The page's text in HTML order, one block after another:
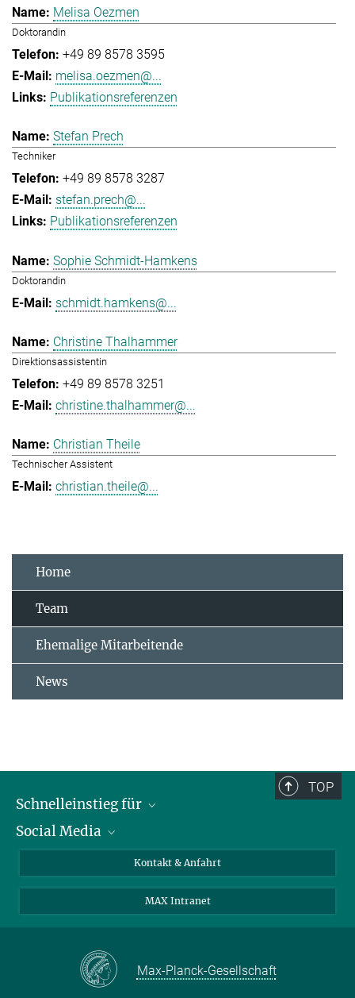
Melisa Oezmen
Doktorandin
+49 89 8578 3595
melisa.oezmen@...
Publikationsreferenzen
Stefan Prech
Techniker
+49 89 8578 3287
stefan.prech@...
Publikationsreferenzen
Sophie Schmidt-Hamkens
Doktorandin
schmidt.hamkens@...
Christine Thalhammer
Direktionsassistentin
+49 89 8578 3251
christine.thalhammer@...
Christian Theile
Technischer Assistent
christian.theile@...
Home
Team
Ehemalige Mitarbeitende
News
TOP
Schnelleinstieg für
Journalist*innen
Bewerbende
Schüler*innen und Lehrkräfte
Social Media
Instagram
LinkedIn
Facebook
Kontakt & Anfahrt
MAX Intranet
Max-Planck-Gesellschaft